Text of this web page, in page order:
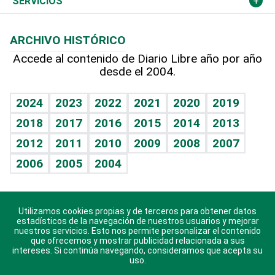
Hablando con el pediatra
Vida y familia
Eñe
Celebrando la vida
Sin complejos
En pocas palabras
Escuchando al corazón
Economía Personal
TBT Deportivo
Más firmas
Hecho en casa
Guía del dinero
Cumpleaños
Horóscopos
Crucigramas
ARCHIVO HISTÓRICO
Accede al contenido de Diario Libre año por año
desde el 2004.
2024 2023 2022 2021 2020
2019
2018
2017 2016 2015 2014
2013
2012
2011 2010 2009 2008
2007
2006
2005 2004
Descarga nuestras aplicaciones para Android, iOS y
sistema Huawei.
Utilizamos cookies propias y de terceros para obtener datos
estadísticos de la navegación de nuestros usuarios y mejorar
nuestros servicios. Esto nos permite personalizar el contenido
que ofrecemos y mostrar publicidad relacionada a sus
intereses. Si continúa navegando, consideramos que acepta su
uso.